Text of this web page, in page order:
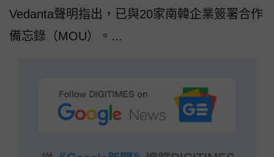
Vedanta聲明指出，已與20家南韓企業簽署合作
備忘錄（MOU）。...